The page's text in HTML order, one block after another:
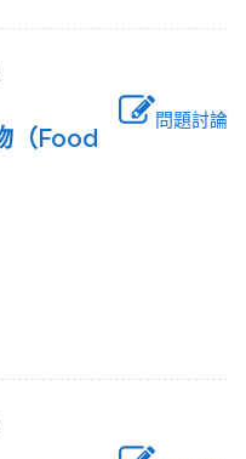
問題討論
（Food